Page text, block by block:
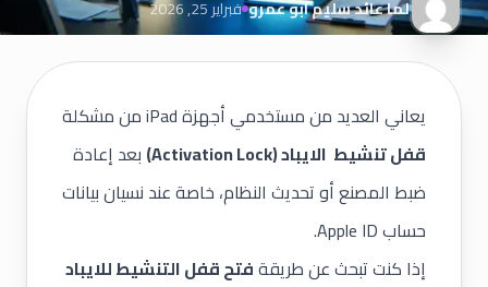
لما عائد سليم ابو عمرو فبراير 25, 2026
يعاني العديد من مستخدمي أجهزة iPad من مشكلة
قفل تنشيط الايباد (Activation Lock)
بعد إعادة
ضبط المصنع أو تحديث النظام، خاصة عند نسيان بيانات
حساب Apple ID.
إذا كنت تبحث عن طريقةفتح قفل التنشيط للايباد